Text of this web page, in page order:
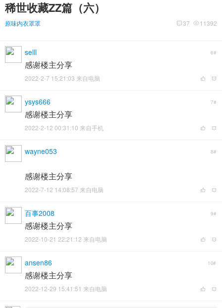
稀世收藏ZZ篇（六）
原味内衣罩罩 11392
37
selll 6#
感谢楼主分享
2022-2-7 15:21:03 来自电脑
ysys666 7#
感谢楼主分享
2022-2-12 00:31:10 来自手机
wayne053 8#
感谢楼主分享
2022-7-12 14:08:57 来自电脑
百事2008 9#
感谢楼主分享
2022-10-21 22:21:12 来自电脑
ansen86 10#
感谢楼主分享
2022-12-29 15:41:51 来自电脑